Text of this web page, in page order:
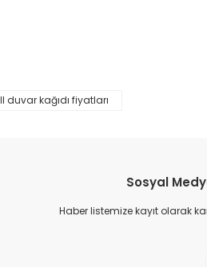
duvar kağıdı fiyatları
Sosyal
Haber listemize kayıt olarak